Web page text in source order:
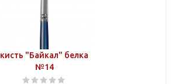
кисть "Байкал" белка
№14